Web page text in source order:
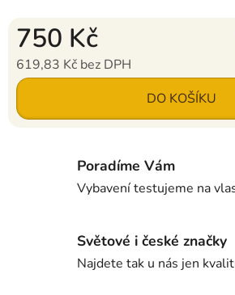
750 Kč
619,83 Kč bez DPH
Měrná cena: DO KOŠÍKU
Poradíme Vám
Vybavení testujeme na
Světové i české značky
Najdete tak u nás jen